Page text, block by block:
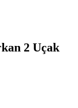
2 Uçak